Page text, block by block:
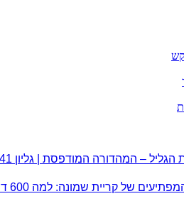
הגליל – המהדורה המודפסת | גליון 941
קריית שמונה: למה 600 דורשי עבודה הם לא מה שחשבתם?